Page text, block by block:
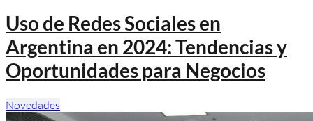
Uso de Redes Sociales en
Argentina en 2024: Tendencias y
Oportunidades para Negocios
Novedades